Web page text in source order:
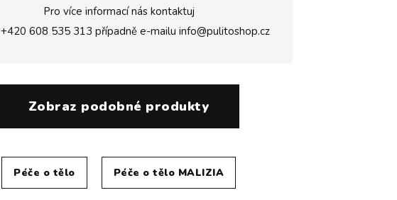
Pro více informací nás kontaktuj
+420 608 535 313 případně e-mailu info@pulitoshop.cz
Zobraz podobné produkty
Péče o tělo Péče o tělo MALIZIA